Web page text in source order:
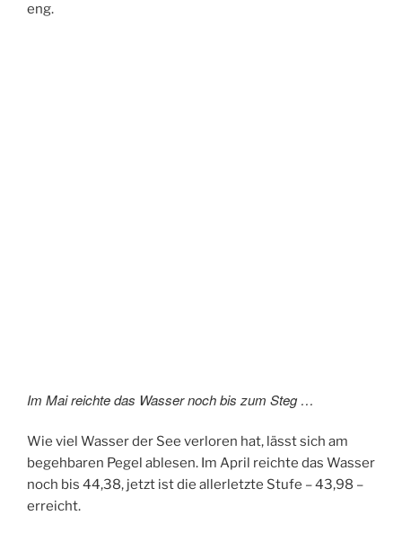
eng.
Im Mai reichte das Wasser noch bis zum Steg …
Wie viel Wasser der See verloren hat, lässt sich am
begehbaren Pegel ablesen. Im April reichte das Wasser
noch bis 44,38, jetzt ist die allerletzte Stufe – 43,98 –
erreicht.